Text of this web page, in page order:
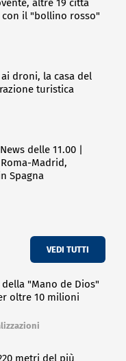
altre 19 città
il "bollino rosso"
droni, la casa del
turistica
delle 11.00 |
Madrid,
Spagna
VEDI TUTTI
"Mano de Dios"
oltre 10 milioni
metri del più